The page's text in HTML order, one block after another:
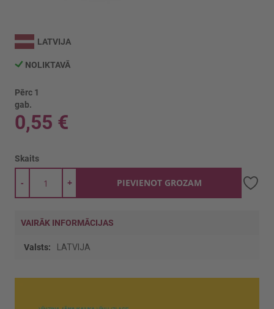
uz
galerijas
sākumu
LATVIJA
NOLIKTAVĀ
Pērc 1
gab.
0,55 €
Skaits
+
- PIEVIENOT GROZAM
VAIRĀK INFORMĀCIJAS
Vairāk
LATVIJA